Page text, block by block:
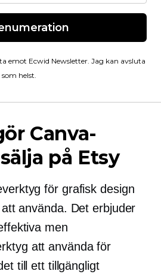
emot Ecwid Newsletter. Jag kan avsluta
helst.
Canva-
på Etsy
för grafisk design
använda. Det erbjuder
men
att använda för
till ett tillgängligt